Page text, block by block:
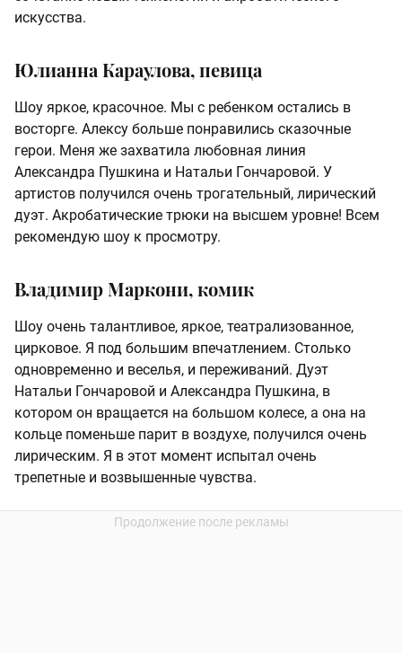
искусства.
Юлианна Караулова, певица
Шоу яркое, красочное. Мы с ребенком остались в
восторге. Алексу больше понравились сказочные
герои. Меня же захватила любовная линия
Александра Пушкина и Натальи Гончаровой. У
артистов получился очень трогательный, лирический
дуэт. Акробатические трюки на высшем уровне! Всем
рекомендую шоу к просмотру.
Владимир Маркони, комик
Шоу очень талантливое, яркое, театрализованное,
цирковое. Я под большим впечатлением. Столько
одновременно и веселья, и переживаний. Дуэт
Натальи Гончаровой и Александра Пушкина, в
котором он вращается на большом колесе, а она на
кольце поменьше парит в воздухе, получился очень
лирическим. Я в этот момент испытал очень
трепетные и возвышенные чувства.